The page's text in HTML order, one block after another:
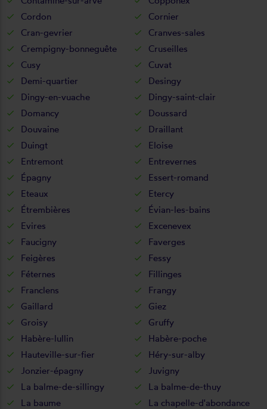
Cordon
Cornier
Cran-gevrier
Cranves-sales
Crempigny-bonneguête
Cruseilles
Cusy
Cuvat
Demi-quartier
Desingy
Dingy-en-vuache
Dingy-saint-clair
Domancy
Doussard
Douvaine
Draillant
Duingt
Eloise
Entremont
Entrevernes
Épagny
Essert-romand
Eteaux
Etercy
Étrembières
Évian-les-bains
Evires
Excenevex
Faucigny
Faverges
Feigères
Fessy
Féternes
Fillinges
Franclens
Frangy
Gaillard
Giez
Groisy
Gruffy
Habère-lullin
Habère-poche
Hauteville-sur-fier
Héry-sur-alby
Jonzier-épagny
Juvigny
La balme-de-sillingy
La balme-de-thuy
La baume
La chapelle-d'abondance